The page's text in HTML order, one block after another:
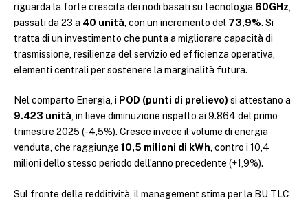
riguarda la forte crescita dei nodi basati su tecnologia 60GHz,
passati da 23 a 40 unità, con un incremento del 73,9%. Si
tratta di un investimento che punta a migliorare capacità di
trasmissione, resilienza del servizio ed efficienza operativa,
elementi centrali per sostenere la marginalità futura.
Nel comparto Energia, i POD (punti di prelievo) si attestano a
9.423 unità, in lieve diminuzione rispetto ai 9.864 del primo
trimestre 2025 (-4,5%). Cresce invece il volume di energia
venduta, che raggiunge 10,5 milioni di kWh, contro i 10,4
milioni dello stesso periodo dell’anno precedente (+1,9%).
Sul fronte della redditività, il management stima per la BU TLC